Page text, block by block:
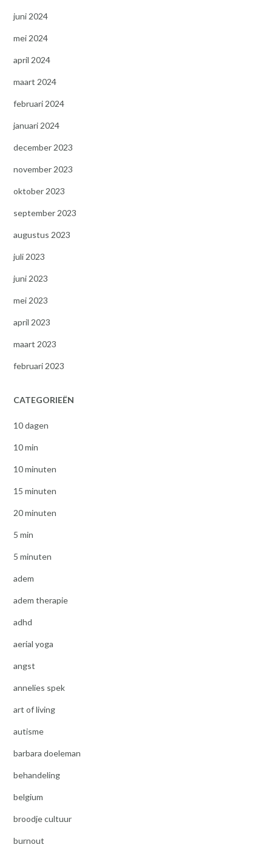
juni 2024
mei 2024
april 2024
maart 2024
februari 2024
januari 2024
december 2023
november 2023
oktober 2023
september 2023
augustus 2023
juli 2023
juni 2023
mei 2023
april 2023
maart 2023
februari 2023
CATEGORIEËN
10 dagen
10 min
10 minuten
15 minuten
20 minuten
5 min
5 minuten
adem
adem therapie
adhd
aerial yoga
angst
annelies spek
art of living
autisme
barbara doeleman
behandeling
belgium
broodje cultuur
burnout